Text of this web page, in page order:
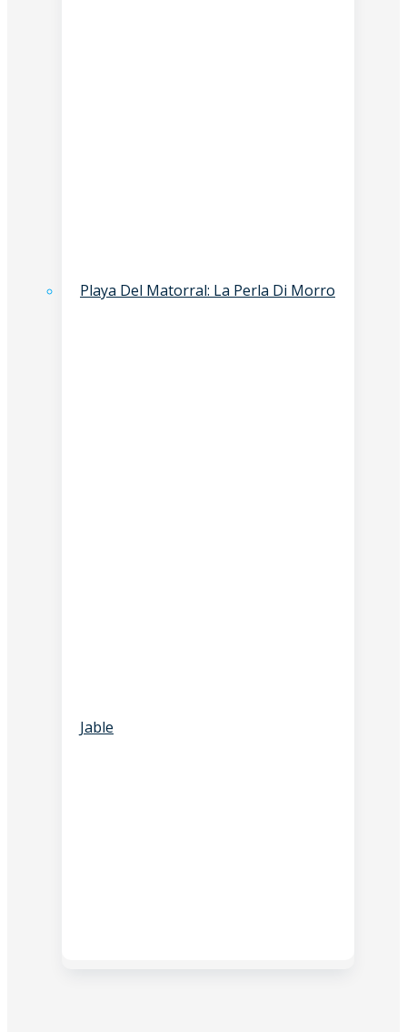
Playa Del Matorral: La Perla Di Morro
Jable